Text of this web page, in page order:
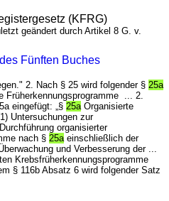
(KFRG)
geändert durch Artikel 8 G. v.
Fünften Buches
2. Nach § 25 wird folgender §25a
Früherkennungsprogramme ... 2.
eingefügt: „§25aOrganisierte
Untersuchungen zur
organisierter
nach §25aeinschließlich der
und Verbesserung der ...
Krebsfrüherkennungsprogramme
§ 116b Absatz 6 wird folgender Satz